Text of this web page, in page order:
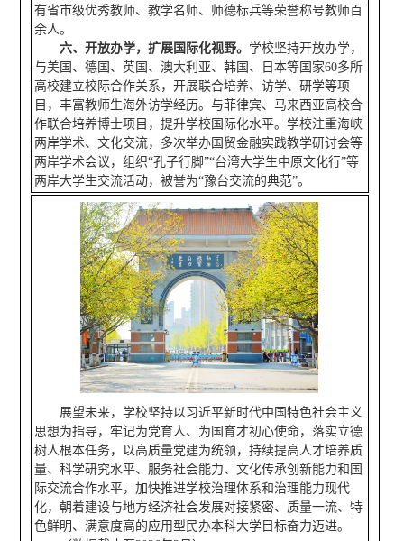
有省市级优秀教师、教学名师、师德标兵等荣誉称号教师百
余人。
六、开放办学，扩展国际化视野。 学校坚持开放办学，
与美国、德国、英国、澳大利亚、韩国、日本等国家60多所
高校建立校际合作关系，开展联合培养、访学、研学等项
目，丰富教师生海外访学经历。与菲律宾、马来西亚高校合
作联合培养博士项目，提升学校国际化水平。学校注重海峡
两岸学术、文化交流，多次举办国贸金融实践教学研讨会等
两岸学术会议，组织“孔子行脚”“台湾大学生中原文化行”等
两岸大学生交流活动，被誉为“豫台交流的典范”。
展望未来，学校坚持以习近平新时代中国特色社会主义
思想为指导，牢记为党育人、为国育才初心使命，落实立德
树人根本任务，以高质量党建为统领，持续提高人才培养质
量、科学研究水平、服务社会能力、文化传承创新能力和国
际交流合作水平，加快推进学校治理体系和治理能力现代
化，朝着建设与地方经济社会发展对接紧密、质量一流、特
色鲜明、满意度高的应用型民办本科大学目标奋力迈进。